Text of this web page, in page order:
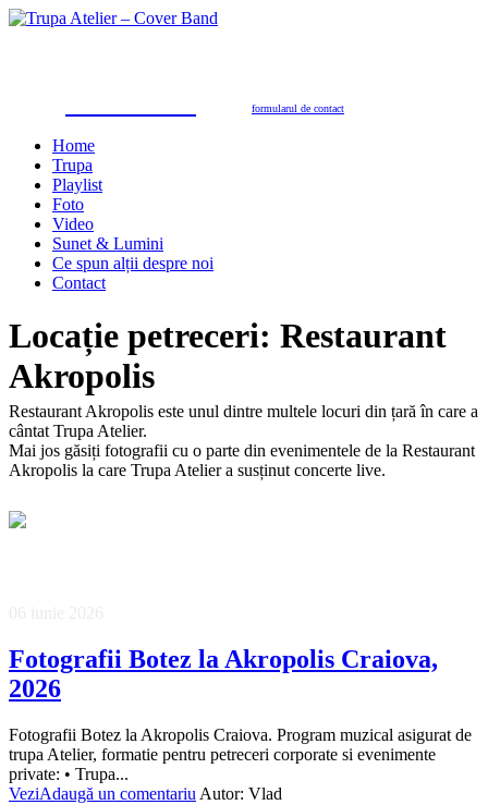
formularul de contact
Home
Trupa
Playlist
Foto
Video
Sunet & Lumini
Ce spun alții despre noi
Contact
Locație petreceri: Restaurant
Akropolis
Restaurant Akropolis este unul dintre multele locuri din țară în care a
cântat Trupa Atelier.
Mai jos găsiți fotografii cu o parte din evenimentele de la Restaurant
Akropolis la care Trupa Atelier a susținut concerte live.
Fotografii Botez la Akropolis Craiova,
2026
Fotografii Botez la Akropolis Craiova. Program muzical asigurat de
trupa Atelier, formatie pentru petreceri corporate si evenimente
private: • Trupa...
VeziAdaugă un comentariu Autor: Vlad